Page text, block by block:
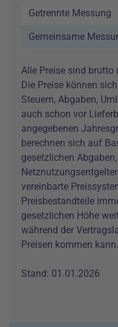
Getrennte Messung
Gemeinsame
Alle Preise sind
Die Preise können
Steuern, Abgaben,
auch schon vor
angegebenen
berechnen sich auf
gesetzlichen
vereinbarte
Preisbestandteile
gesetzlichen Höhe
während der
Preisen kommen kann.
Stand: 01.01.2026